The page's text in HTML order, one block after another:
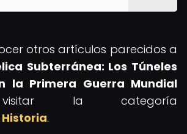
otros artículos parecidos a
Subterránea: Los Túneles
la Primera Guerra Mundial
la categoría
.